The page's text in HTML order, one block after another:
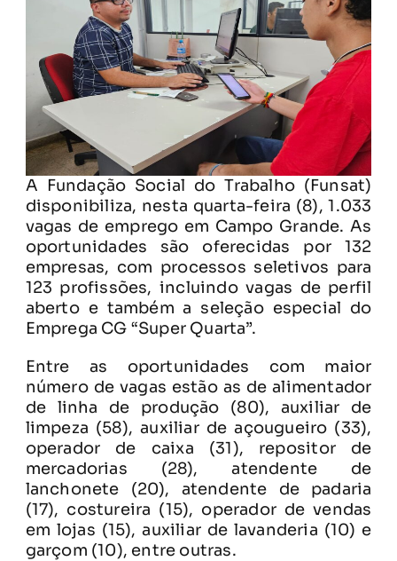
A Fundação Social do Trabalho (Funsat)
disponibiliza, nesta quarta-feira (8), 1.033
vagas de emprego em Campo Grande. As
oportunidades são oferecidas por 132
empresas, com processos seletivos para
123 profissões, incluindo vagas de perfil
aberto e também a seleção especial do
Emprega CG “Super Quarta”.
Entre as oportunidades com maior
número de vagas estão as de alimentador
de linha de produção (80), auxiliar de
limpeza (58), auxiliar de açougueiro (33),
operador de caixa (31), repositor de
mercadorias (28), atendente de
lanchonete (20), atendente de padaria
(17), costureira (15), operador de vendas
em lojas (15), auxiliar de lavanderia (10) e
garçom (10), entre outras.